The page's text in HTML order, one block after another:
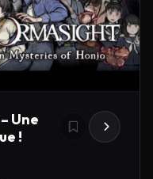
Une
!